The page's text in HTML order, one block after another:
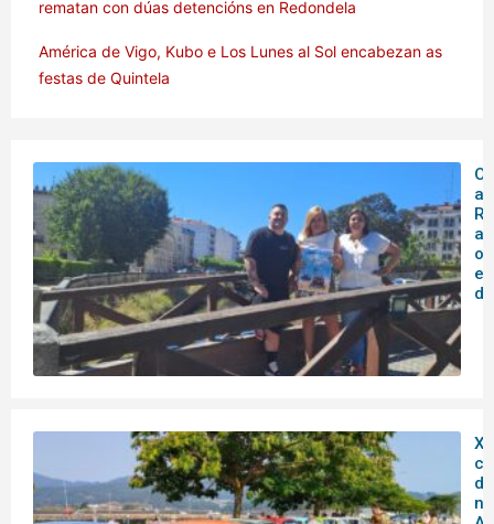
rematan con dúas detencións en Redondela
América de Vigo, Kubo e Los Lunes al Sol encabezan as
festas de Quintela
O
o